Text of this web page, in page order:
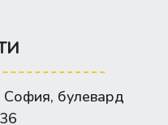
София, булевард